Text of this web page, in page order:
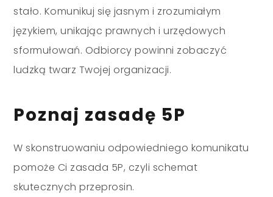
stało. Komunikuj się jasnym i zrozumiałym
językiem, unikając prawnych i urzędowych
sformułowań. Odbiorcy powinni zobaczyć
ludzką twarz Twojej organizacji.
Poznaj zasadę 5P
W skonstruowaniu odpowiedniego komunikatu
pomoże Ci zasada 5P, czyli schemat
skutecznych przeprosin.